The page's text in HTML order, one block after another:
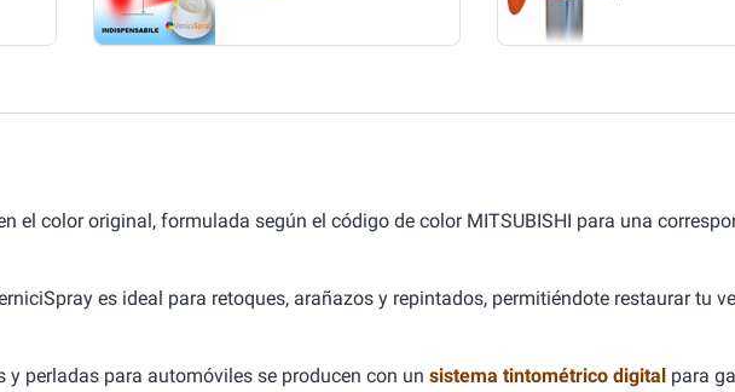
el color original, formulada según el código de color MITSUBISHI para una
es ideal para retoques, arañazos y repintados, permitiéndote restaurar tu
perladas para automóviles se producen con un sistema tintométrico digital para